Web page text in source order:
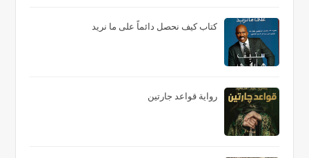
كتاب كيف نحصل دائماً على ما نريد
رواية قواعد جارتين